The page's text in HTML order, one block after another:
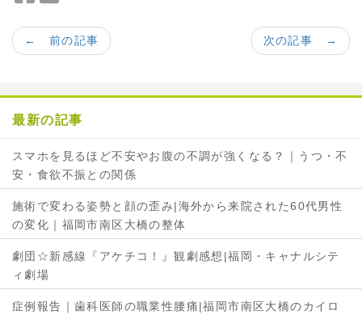
c
e
o
k
シ
ェ
i
t
r
で
ェ
ア
次の記事 →
← 前の記事
最新の記事
スマホを見るほど不安やお腹の不調が強くなる？｜うつ・不
安・食欲不振との関係
施術で変わる姿勢と顔の歪み|海外から来院された60代男性
の変化｜福岡市南区大橋の整体
劇団☆新感線『アケチコ！』観劇感想|福岡・キャナルシテ
ィ劇場
症例報告｜歯科医師の職業性腰痛|福岡市南区大橋のカイロ